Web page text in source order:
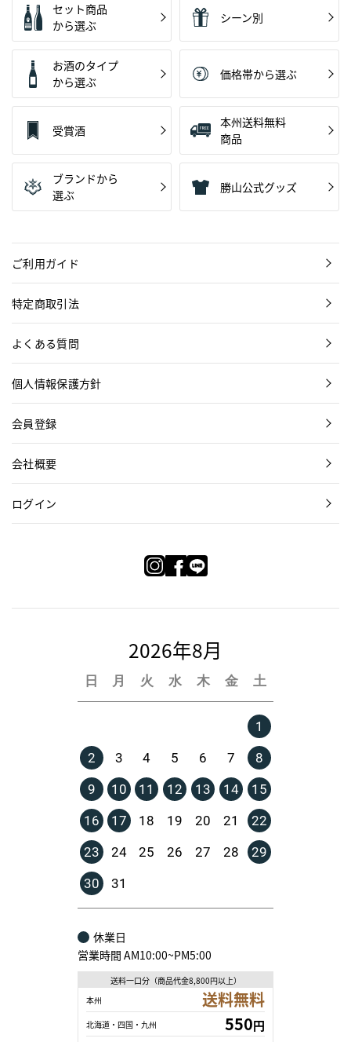
セット商品
から選ぶ
シーン別
お酒のタイプ
から選ぶ
価格帯から選ぶ
受賞酒
本州送料無料
商品
ブランドから
選ぶ
勝山公式グッズ
ご利用ガイド
特定商取引法
よくある質問
個人情報保護方針
会員登録
会社概要
ログイン
2026年8月
日 月 火 水 木 金 土
1
2
3 4 5 6 7
8
9
10 11 12 13 14
15
16
17 18 19 20 21
22
23
24 25 26 27 28
29
30
31
休業日
営業時間 AM10:00~PM5:00
送料一口分（商品代金8,800円以上）
本州
送料無料
北海道・四国・九州 550円